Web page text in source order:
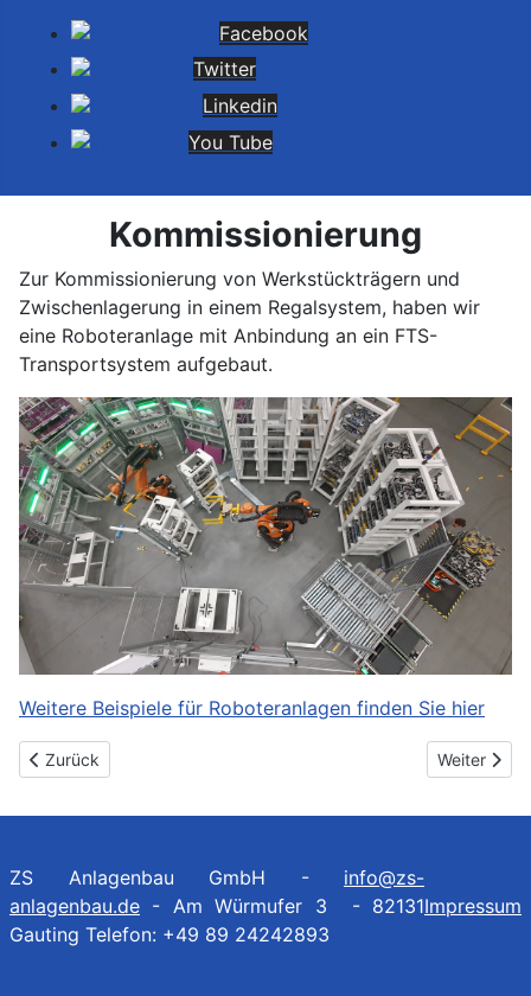
Facebook
Twitter
Linkedin
You Tube
Kommissionierung
Zur Kommissionierung von Werkstückträgern und
Zwischenlagerung in einem Regalsystem, haben wir
eine Roboteranlage mit Anbindung an ein FTS-
Transportsystem aufgebaut.
Weitere Beispiele für Roboteranlagen finden Sie hier
Vorheriger Beitrag: Kartonstapelanlage mit Roboter
Zurück Nächster
Weiter
ZS Anlagenbau GmbH - info@zs-
anlagenbau.de - Am Würmufer 3 - 82131
Gauting Telefon: +49 89 24242893
Impressum